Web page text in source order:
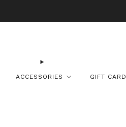
ACCESSORIES GIFT CARD